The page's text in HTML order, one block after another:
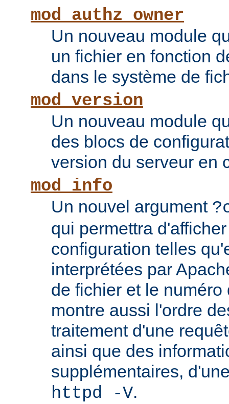
mod_authz_owner
Un nouveau module
un fichier en fonction
dans le système de
mod_version
Un nouveau module
des blocs de
version du serveur en
mod_info
Un nouvel argument
qui permettra
configuration telles
interprétées par
de fichier et le
montre aussi l'ordre
traitement d'une
ainsi que des
supplémentaires,
httpd -V.